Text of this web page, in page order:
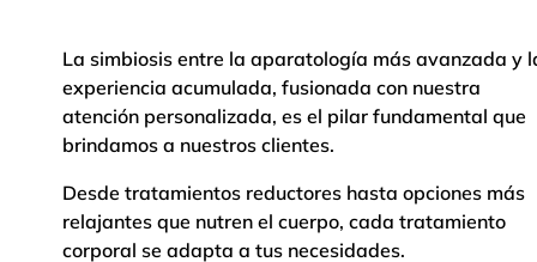
La simbiosis entre la aparatología más avanzada y
experiencia acumulada, fusionada con nuestra
atención personalizada, es el pilar fundamental que
brindamos a nuestros clientes.
Desde tratamientos reductores hasta opciones más
relajantes que nutren el cuerpo, cada tratamiento
corporal se adapta a tus necesidades.